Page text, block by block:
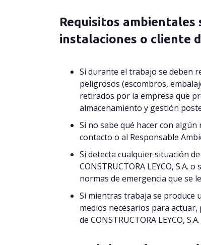
Requisitos
instalaciones o cliente
Si durante el trabajo se deben
peligrosos (escombros,
retirados por la empresa que
almacenamiento y gestión
Si no sabe qué hacer con
contacto o al Responsable
Si detecta cualquier situación
CONSTRUCTORA LEYCO, S.A.
normas de emergencia que se
Si mientras trabaja se produce
medios necesarios para
de CONSTRUCTORA LEYCO,